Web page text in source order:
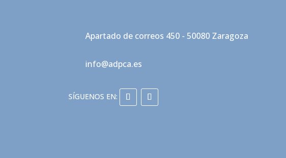
Apartado de correos 450 - 50080 Zaragoza
info@adpca.es